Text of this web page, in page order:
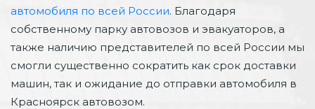
автомобиля по всей России. Благодаря
собственному парку автовозов и эвакуаторов, а
также наличию представителей по всей России мы
смогли существенно сократить как срок доставки
машин, так и ожидание до отправки автомобиля в
Красноярск автовозом.